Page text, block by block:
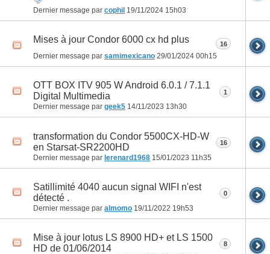
Dernier message par cophil 19/11/2024 15h03
Mises à jour Condor 6000 cx hd plus
Dernier message par samimexicano 29/01/2024 00h15
16
OTT BOX ITV 905 W Android 6.0.1 / 7.1.1
Digital Multimedia
Dernier message par geek5 14/11/2023 13h30
1
transformation du Condor 5500CX-HD-W
en Starsat-SR2200HD
Dernier message par lerenard1968 15/01/2023 11h35
16
Satillimité 4040 aucun signal WIFI n'est
détecté .
Dernier message par almomo 19/11/2022 19h53
0
Mise à jour lotus LS 8900 HD+ et LS 1500
HD de 01/06/2014
8